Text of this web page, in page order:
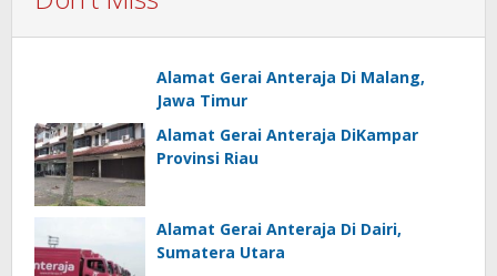
Alamat Gerai Anteraja Di Malang,
Jawa Timur
Alamat Gerai Anteraja DiKampar
Provinsi Riau
Alamat Gerai Anteraja Di Dairi,
Sumatera Utara